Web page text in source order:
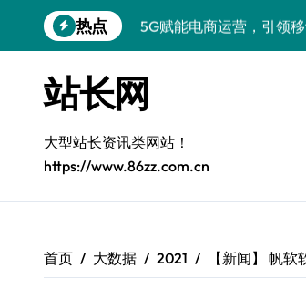
到
热点
5G赋能电商运营，引领
5G驱动通信革新，融合资
5G引领新时代，中国科技
容器化多媒体服务架构优
5G驱动通讯革新，客户
5G赋能，iOS通讯提速新
站长网
大型站长资讯类网站！
https://www.86zz.com.cn
首页 大数据 2021 【新闻】 帆